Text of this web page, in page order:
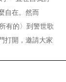
自在。然而
有的〉到警世歌
打開，邀請大家